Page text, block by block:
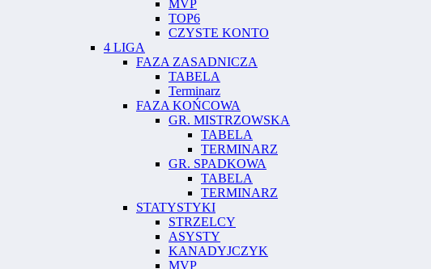
MVP
TOP6
CZYSTE KONTO
4 LIGA
FAZA ZASADNICZA
TABELA
Terminarz
FAZA KOŃCOWA
GR. MISTRZOWSKA
TABELA
TERMINARZ
GR. SPADKOWA
TABELA
TERMINARZ
STATYSTYKI
STRZELCY
ASYSTY
KANADYJCZYK
MVP